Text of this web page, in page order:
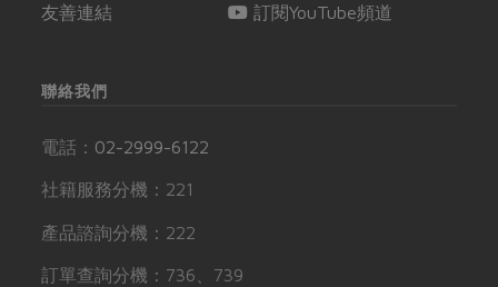
友善連結
訂閱YouTube頻道
聯絡我們
電話： 02-2999-6122
社籍服務分機：221
產品諮詢分機：222
訂單查詢分機：736、739